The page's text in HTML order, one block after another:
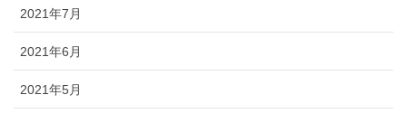
2021年7月
2021年6月
2021年5月